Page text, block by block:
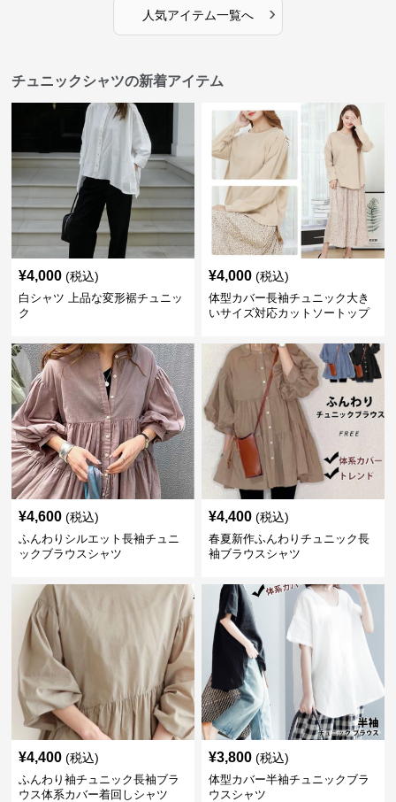
人気アイテム一覧へ ›
チュニックシャツの新着アイテム
¥4,000 (税込)
白シャツ 上品な変形裾チュニッ
ク
¥4,000 (税込)
体型カバー長袖チュニック大き
いサイズ対応カットソートップ
¥4,600 (税込)
ふんわりシルエット長袖チュニ
ックブラウスシャツ
¥4,400 (税込)
春夏新作ふんわりチュニック長
袖ブラウスシャツ
¥4,400 (税込)
ふんわり袖チュニック長袖ブラ
ウス体系カバー着回しシャツ
¥3,800 (税込)
体型カバー半袖チュニックブラ
ウスシャツ